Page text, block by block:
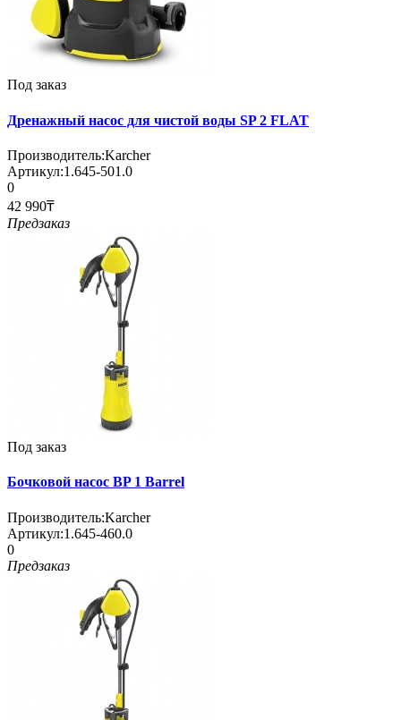
Под заказ
Дренажный насос для чистой воды SP 2 FLAT
Производитель:Karcher
Артикул:1.645-501.0
0
42 990₸
Предзаказ
Под заказ
Бочковой насос BP 1 Barrel
Производитель:Karcher
Артикул:1.645-460.0
0
Предзаказ